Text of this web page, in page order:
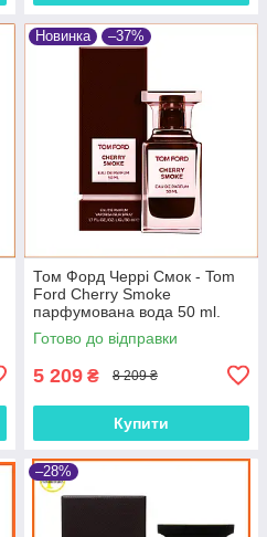
Новинка –37%
Том Форд Черрі Смок - Tom
Ford Cherry Smoke
парфумована вода 50 ml.
Готово до відправки
5 209 ₴ 8 209 ₴
Купити
–28%